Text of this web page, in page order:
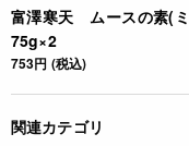
富澤寒天 ムースの素(
75g×2
753円 (税込)
関連カテゴリ